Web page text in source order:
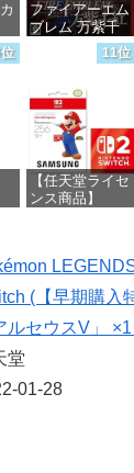
ファイアーエム
ブレム 万紫千
紅 -Switch211位
【任天堂ライセ
ンス商品】
256GB for
Nintendo Switch
2(サムスン マイ
クロSDエクス
プレスカード
限定特典】
(【早期購入
ルセウスV」
堂
01-28